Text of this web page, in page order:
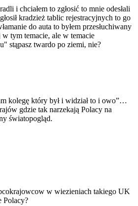
i chciałem to zgłosić to mnie odesłali
kradzież tablic rejestracyjnych to go
do auta to byłem przesłuchiwany
tym temacie, ale w temacie
stąpasz twardo po ziemi, nie?
kolegę który był i widział to i owo”…
gdzie tak narzekają Polacy na
światopogląd.
w wiezieniach takiego UK
Polacy?